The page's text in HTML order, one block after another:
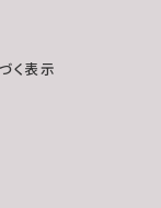
く表示